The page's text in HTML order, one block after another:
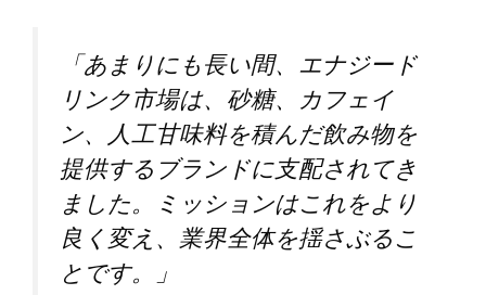
「あまりにも長い間、エナジード
リンク市場は、砂糖、カフェイ
ン、人工甘味料を積んだ飲み物を
提供するブランドに支配されてき
ました。ミッションはこれをより
良く変え、業界全体を揺さぶるこ
とです。」